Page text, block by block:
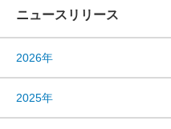
ニュースリリース
2026年
2025年